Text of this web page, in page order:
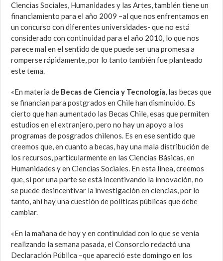
Ciencias Sociales, Humanidades y las Artes, también tiene un
financiamiento para el año 2009 –al que nos enfrentamos en
un concurso con diferentes universidades- que no está
considerado con continuidad para el año 2010, lo que nos
parece mal en el sentido de que puede ser una promesa a
romperse rápidamente, por lo tanto también fue planteado
este tema.
«En materia de Becas de Ciencia y Tecnología, las becas que
se financian para postgrados en Chile han disminuido. Es
cierto que han aumentado las Becas Chile, esas que permiten
estudios en el extranjero, pero no hay un apoyo a los
programas de posgrados chilenos. Es en ese sentido que
creemos que, en cuanto a becas, hay una mala distribución de
los recursos, particularmente en las Ciencias Básicas, en
Humanidades y en Ciencias Sociales. En esta línea, creemos
que, si por una parte se está incentivando la innovación, no
se puede desincentivar la investigación en ciencias, por lo
tanto, ahí hay una cuestión de políticas públicas que debe
cambiar.
«En la mañana de hoy y en continuidad con lo que se venía
realizando la semana pasada, el Consorcio redactó una
Declaración Pública –que apareció este domingo en los